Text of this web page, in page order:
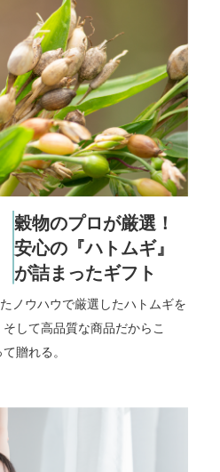
穀物のプロが厳選！
安心の『ハトムギ』
が詰まったギフト
ノウハウで厳選したハトムギを
して高品質な商品だからこ
贈れる。